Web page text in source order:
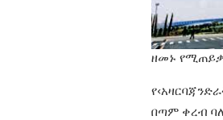
ዘመኑ
የ‹አዛርባጃን
በጣም ቀረብ